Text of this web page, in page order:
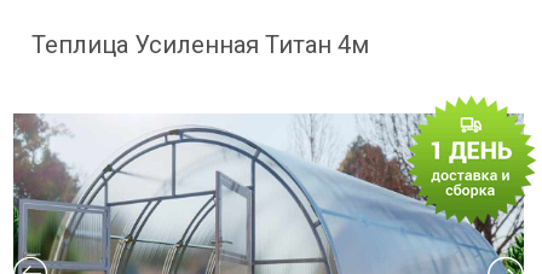
Теплица Усиленная Титан 4м